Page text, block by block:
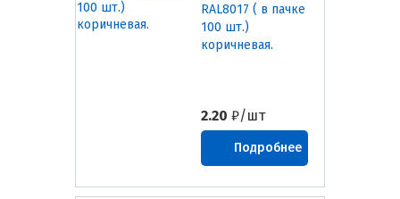
RAL8017 ( в пачке
100 шт.)
коричневая.
2.20 ₽/шт
Подробнее